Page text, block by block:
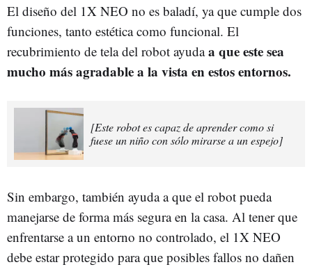
El diseño del 1X NEO no es baladí, ya que cumple dos
funciones, tanto estética como funcional. El
recubrimiento de tela del robot ayudaa que este sea
mucho más agradable a la vista en estos entornos.
[Este robot es capaz de aprender como si
fuese un niño con sólo mirarse a un espejo]
Sin embargo, también ayuda a que el robot pueda
manejarse de forma más segura en la casa. Al tener que
enfrentarse a un entorno no controlado, el 1X NEO
debe estar protegido para que posibles fallos no dañen